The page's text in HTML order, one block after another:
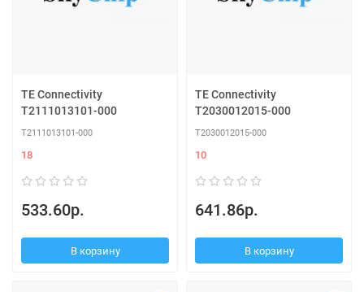
TE Connectivity
T2111013101-000
T2111013101-000
18
533.60р.
В корзину
TE Connectivity
T2030012015-000
T2030012015-000
10
641.86р.
В корзину